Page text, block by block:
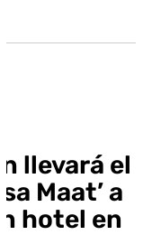
llevará el
Maat’ a
hotel en